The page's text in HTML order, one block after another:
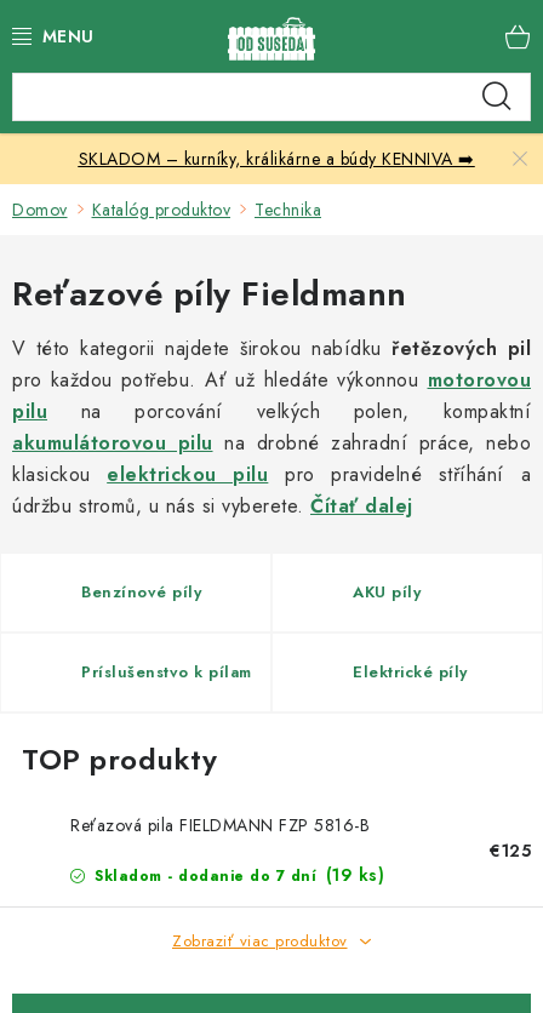
na
Skleníky
Chovateľské potreby
Prístrešky
Vonkajšia dlažba
Kontakty
SKLADOM – kurníky, králikárne a búdy KENNIVA ➡️
Domov Katalóg produktov Technika
Reťazové píly Fieldmann
V této kategorii najdete širokou nabídku řetězových pil
pro každou potřebu. Ať už hledáte výkonnou motorovou
pilu na porcování velkých polen, kompaktní
akumulátorovou pilu na drobné zahradní práce, nebo
klasickou elektrickou pilu pro pravidelné stříhání a
údržbu stromů, u nás si vyberete. Čítať dalej
Benzínové píly AKU píly
Príslušenstvo k pílam Elektrické píly
Reťazová pila FIELDMANN FZP 5816-B
Skladom - dodanie do 7 dní (19 ks)
€125
Zobraziť viac produktov